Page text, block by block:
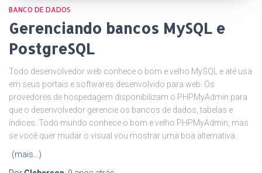
BANCO DE DADOS
Gerenciando bancos MySQL e
PostgreSQL
Todo desenvolvedor web conhece o bom e velho MySQL e até usa
em seus portais e softwares desenvolvido para web. Os
provedores de hospedagem disponibilizam o PHPMyAdmin para
que o desenvolvedor gerencie os bancos de dados, tabelas e
índices. Todo mundo conhece o bom e velho PHPMyAdmin, mas
se você quer mudar o visual vou mostrar uma boa alternativa.
(mais…)